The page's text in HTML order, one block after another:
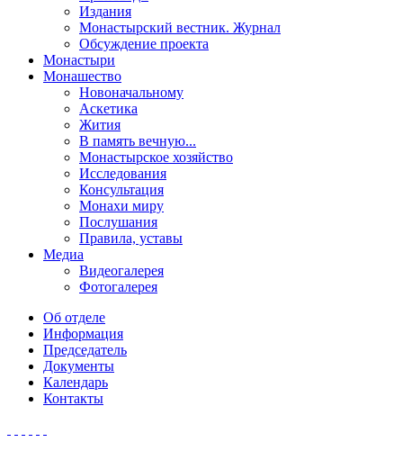
Издания
Монастырский вестник. Журнал
Обсуждение проекта
Монастыри
Монашество
Новоначальному
Аскетика
Жития
В память вечную...
Монастырское хозяйство
Исследования
Консультация
Монахи миру
Послушания
Правила, уставы
Медиа
Видеогалерея
Фотогалерея
Об отделе
Информация
Председатель
Документы
Календарь
Контакты